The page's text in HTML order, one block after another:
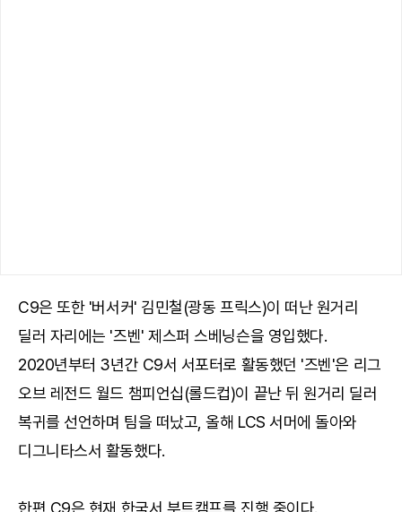
C9은 또한 '버서커' 김민철(광동 프릭스)이 떠난 원거리
딜러 자리에는 '즈벤' 제스퍼 스베닝슨을 영입했다.
2020년부터 3년간 C9서 서포터로 활동했던 '즈벤'은 리그
오브 레전드 월드 챔피언십(롤드컵)이 끝난 뒤 원거리 딜러
복귀를 선언하며 팀을 떠났고, 올해 LCS 서머에 돌아와
디그니타스서 활동했다.
한편 C9은 현재 한국서 부트캠프를 진행 중이다.